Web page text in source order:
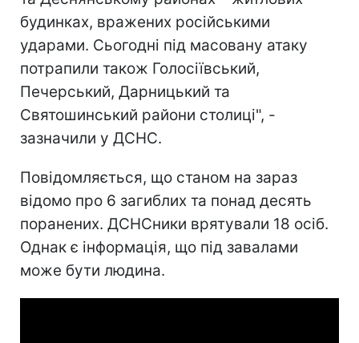
будинках, вражених російськими
ударами. Сьогодні під масовану атаку
потрапили також Голосіївський,
Печерський, Дарницький та
Святошинський райони столиці", -
зазначили у ДСНС.
Повідомляється, що станом на зараз
відомо про 6 загиблих та понад десять
поранених. ДСНСники врятували 18 осіб.
Однак є інформація, що під завалами
може бути людина.